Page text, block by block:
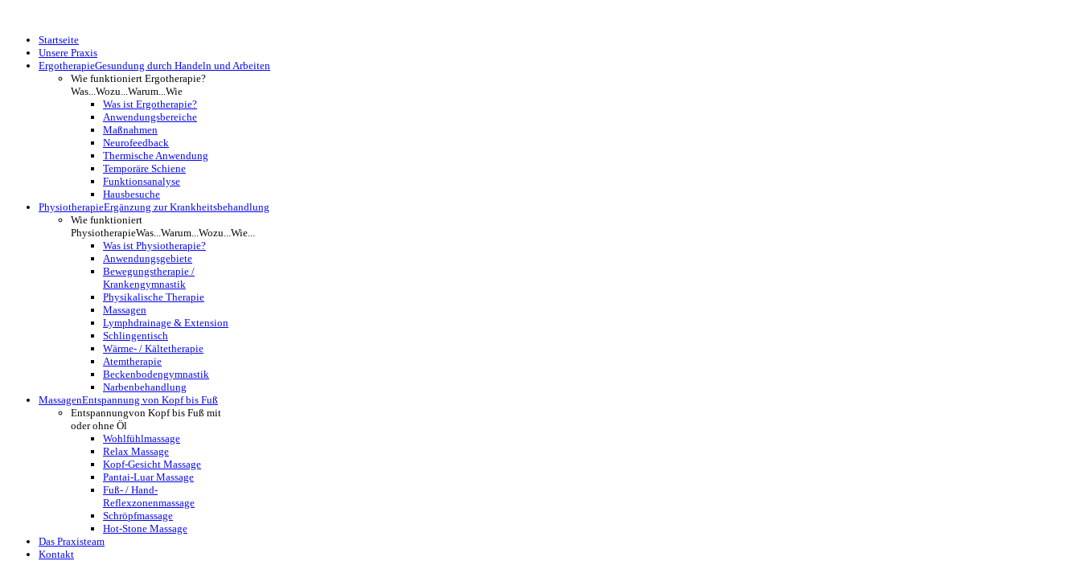
Startseite
Unsere Praxis
ErgotherapieGesundung durch Handeln und Arbeiten
Wie funktioniert Ergotherapie?
Was...Wozu...Warum...Wie
Was ist Ergotherapie?
Anwendungsbereiche
Maßnahmen
Neurofeedback
Thermische Anwendung
Temporäre Schiene
Funktionsanalyse
Hausbesuche
PhysiotherapieErgänzung zur Krankheitsbehandlung
Wie funktioniert
PhysiotherapieWas...Warum...Wozu...Wie...
Was ist Physiotherapie?
Anwendungsgebiete
Bewegungstherapie /
Krankengymnastik
Physikalische Therapie
Massagen
Lymphdrainage & Extension
Schlingentisch
Wärme- / Kältetherapie
Atemtherapie
Beckenbodengymnastik
Narbenbehandlung
MassagenEntspannung von Kopf bis Fuß
Entspannungvon Kopf bis Fuß mit
oder ohne Öl
Wohlfühlmassage
Relax Massage
Kopf-Gesicht Massage
Pantai-Luar Massage
Fuß- / Hand-
Reflexzonenmassage
Schröpfmassage
Hot-Stone Massage
Das Praxisteam
Kontakt